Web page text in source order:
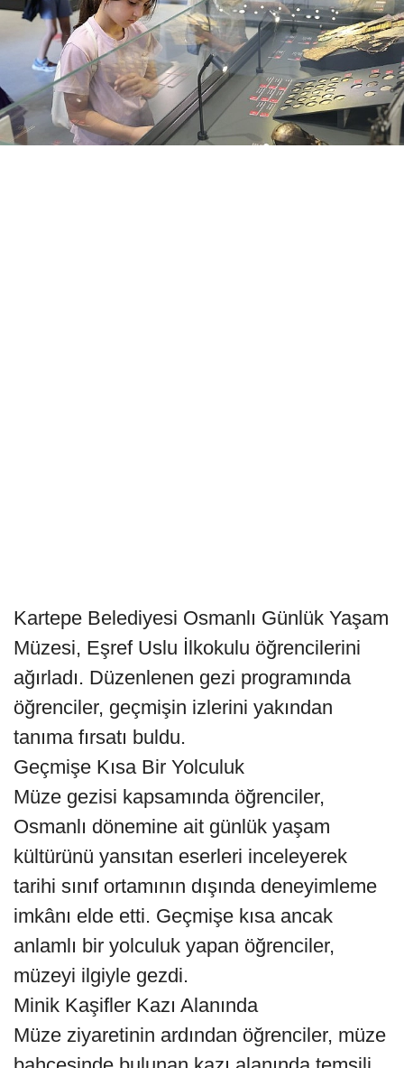
Kartepe Belediyesi Osmanlı Günlük Yaşam
Müzesi, Eşref Uslu İlkokulu öğrencilerini
ağırladı. Düzenlenen gezi programında
öğrenciler, geçmişin izlerini yakından
tanıma fırsatı buldu.
Geçmişe Kısa Bir Yolculuk
Müze gezisi kapsamında öğrenciler,
Osmanlı dönemine ait günlük yaşam
kültürünü yansıtan eserleri inceleyerek
tarihi sınıf ortamının dışında deneyimleme
imkânı elde etti. Geçmişe kısa ancak
anlamlı bir yolculuk yapan öğrenciler,
müzeyi ilgiyle gezdi.
Minik Kaşifler Kazı Alanında
Müze ziyaretinin ardından öğrenciler, müze